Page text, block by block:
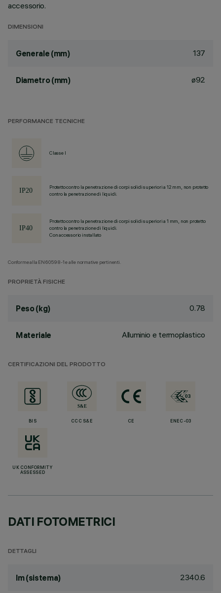
accessorio.
DIMENSIONI
Generale (mm) 137
Diametro (mm) ø92
PERFORMANCE TECNICHE
Classe I
Protetto contro la penetrazione di corpi solidi superiori a 12 mm, non protetto
contro la penetrazione di liquidi.
Protetto contro la penetrazione di corpi solidi superiori a 1 mm, non protetto
contro la penetrazione di liquidi.
Con accessorio installato
Conforme alla EN60598-1 e alle normative pertinenti.
PROPRIETÀ FISICHE
Peso (kg) 0.78
Materiale Alluminio e termoplastico
CERTIFICAZIONI DEL PRODOTTO
BIS CCC S&E CE ENEC-03
UK CONFORMITY
ASSESSED
DATI FOTOMETRICI
DETTAGLI
lm (sistema) 2340.6